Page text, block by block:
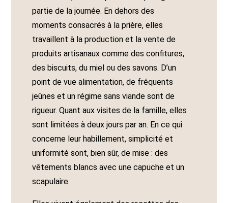
partie de la journée. En dehors des
moments consacrés à la prière, elles
travaillent à la production et la vente de
produits artisanaux comme des confitures,
des biscuits, du miel ou des savons. D’un
point de vue alimentation, de fréquents
jeûnes et un régime sans viande sont de
rigueur. Quant aux visites de la famille, elles
sont limitées à deux jours par an. En ce qui
concerne leur habillement, simplicité et
uniformité sont, bien sûr, de mise : des
vêtements blancs avec une capuche et un
scapulaire.